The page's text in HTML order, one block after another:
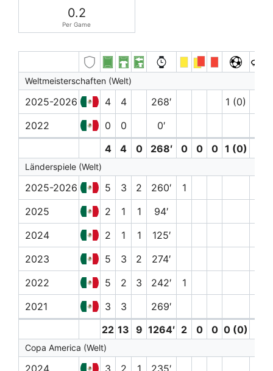
0.2
Per Game
Weltmeisterschaften (Welt)
2025-2026 4 4 268′ 1 (0)
2022
0 0
0′
4
4 0 268′ 0 0 0 1 (0)
Länderspiele (Welt)
2025-2026 5 3 2 260′ 1
2025
2 1 1
94′
2024
2 1 1
125′
2023
5 3 2
274′
2022
5 2 3 242′
1
2021
3 3 269′
22 13 9 1264′ 2 0 0 0 (0)
Copa America (Welt)